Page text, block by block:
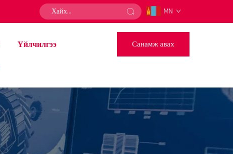
MN
Үйлчилгээ Санамж авах